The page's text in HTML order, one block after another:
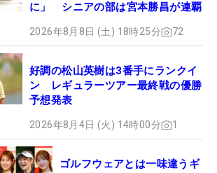
に」 シニアの部は宮本勝昌が連覇
2026年8月8日 (土) 18時25分 72
好調の松山英樹は3番手にランクイ
ン レギュラーツアー最終戦の優勝
予想発表
2026年8月4日 (火) 14時00分 1
ゴルフウェアとは一味違うギ